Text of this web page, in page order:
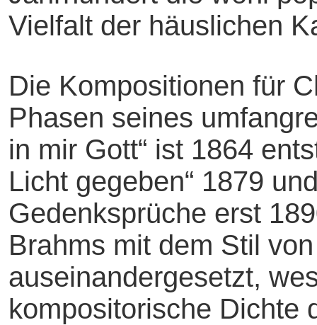
Vielfalt der häuslichen
Die Kompositionen für
Phasen seines
in mir Gott“ ist 1864
Licht gegeben“ 1879
Gedenksprüche erst
Brahms mit dem Stil
auseinandergesetzt,
kompositorische Dichte